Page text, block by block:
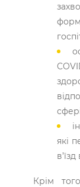
які
Крім